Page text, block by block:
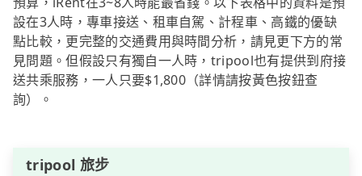
設在3人時，專車接送、租車自駕、計程車、高鐵的優缺
點比較，更完整的交通費用與時間分析，請見更下方的常
見問題。但假設只有獨自一人時，tripool也有提供到府接
送共乘服務，一人只要$1,800（詳情請按黃色按鈕查
詢）。
tripool 旅步